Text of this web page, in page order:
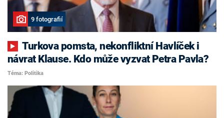
9 fotografií
Turkova pomsta, nekonfliktní Havlíček i
návrat Klause. Kdo může vyzvat Petra Pavla?
Téma: Politika